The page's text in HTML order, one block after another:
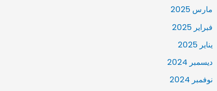
مارس 2025
فبراير 2025
يناير 2025
ديسمبر 2024
نوفمبر 2024